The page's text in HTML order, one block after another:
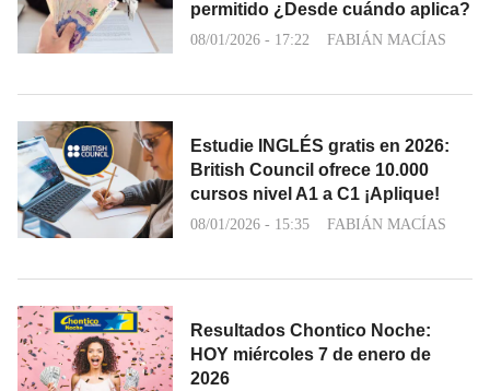
permitido ¿Desde cuándo aplica?
08/01/2026 - 17:22 FABIÁN MACÍAS
Estudie INGLÉS gratis en 2026:
British Council ofrece 10.000
cursos nivel A1 a C1 ¡Aplique!
08/01/2026 - 15:35 FABIÁN MACÍAS
Resultados Chontico Noche:
HOY miércoles 7 de enero de
2026